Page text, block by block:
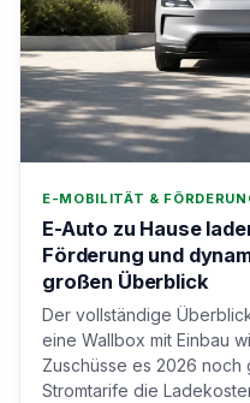
E-MOBILITÄT &
E-Auto zu Hause
Förderung und
großen Überblick
Der vollständige
eine Wallbox mit Einbau
Zuschüsse es 2026 noch
Stromtarife die